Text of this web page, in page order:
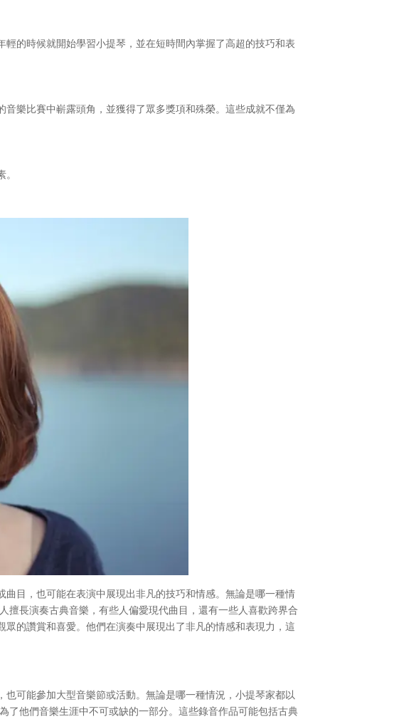
的時候就開始學習小提琴，並在短時間內掌握了高超的技巧和表
樂比賽中嶄露頭角，並獲得了眾多獎項和殊榮。這些成就不僅為
目，也可能在表演中展現出非凡的技巧和情感。無論是哪一種情
長演奏古典音樂，有些人偏愛現代曲目，還有一些人喜歡跨界合
的讚賞和喜愛。他們在演奏中展現出了非凡的情感和表現力，這
可能參加大型音樂節或活動。無論是哪一種情況，小提琴家都以
了他們音樂生涯中不可或缺的一部分。這些錄音作品可能包括古典